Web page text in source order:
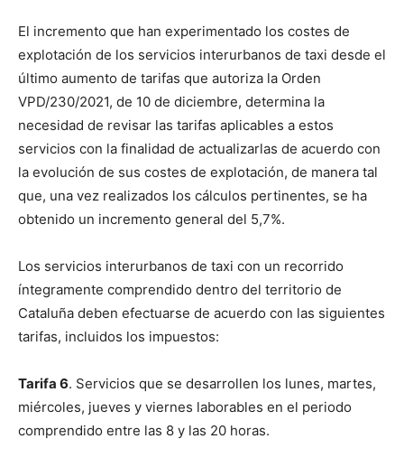
El incremento que han experimentado los costes de
explotación de los servicios interurbanos de taxi desde el
último aumento de tarifas que autoriza la Orden
VPD/230/2021, de 10 de diciembre, determina la
necesidad de revisar las tarifas aplicables a estos
servicios con la finalidad de actualizarlas de acuerdo con
la evolución de sus costes de explotación, de manera tal
que, una vez realizados los cálculos pertinentes, se ha
obtenido un incremento general del 5,7%.
Los servicios interurbanos de taxi con un recorrido
íntegramente comprendido dentro del territorio de
Cataluña deben efectuarse de acuerdo con las siguientes
tarifas, incluidos los impuestos:
Tarifa 6. Servicios que se desarrollen los lunes, martes,
miércoles, jueves y viernes laborables en el periodo
comprendido entre las 8 y las 20 horas.